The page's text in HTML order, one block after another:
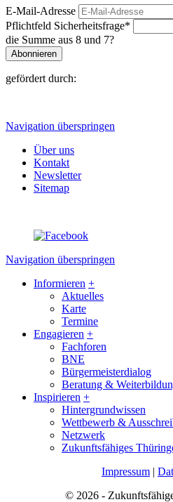
E-Mail-Adresse
Pflichtfeld Sicherheitsfrage*
die Summe aus 8 und 7?
Abonnieren
gefördert durch:
Navigation überspringen
Über uns
Kontakt
Newsletter
Sitemap
Navigation überspringen
Informieren +
Aktuelles
Karte
Termine
Engagieren +
Fachforen
BNE
Bürgermeisterdialog
Beratung &
Inspirieren +
Hintergrundwissen
Wettbewerb &
Netzwerk
Zukunftsfähiges
Impressum |
© 2026 -